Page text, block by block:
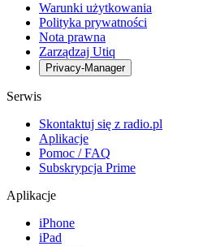
Warunki użytkowania
Polityka prywatności
Nota prawna
Zarządzaj Utiq
Privacy-Manager
Serwis
Skontaktuj się z radio.pl
Aplikacje
Pomoc / FAQ
Subskrypcja Prime
Aplikacje
iPhone
iPad